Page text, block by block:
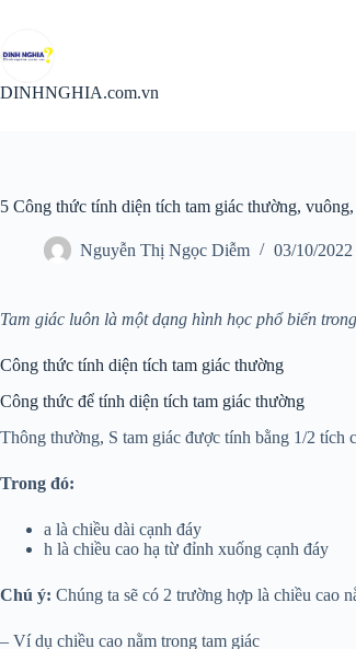
phần
nội
dung
DINHNGHIA.com.vn
5 Công thức tính diện tích tam giác thường,
Nguyễn Thị Ngọc Diễm 03/10/2022
Tam giác luôn là một dạng hình học phổ biến
Công thức tính diện tích tam giác thường
Công thức để tính diện tích tam giác thường
Thông thường, S tam giác được tính bằng 1/2
Trong đó:
a là chiều dài cạnh đáy
h là chiều cao hạ từ đỉnh xuống cạnh đáy
Chú ý: Chúng ta sẽ có 2 trường hợp là chiều cao
– Ví dụ chiều cao nằm trong tam giác